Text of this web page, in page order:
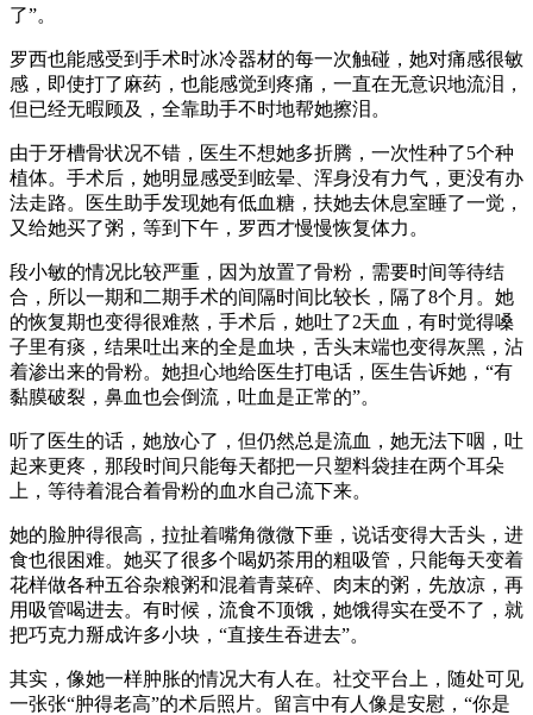
了”。
罗西也能感受到手术时冰冷器材的每一次触碰，她对痛感很敏
感，即使打了麻药，也能感觉到疼痛，一直在无意识地流泪，
但已经无暇顾及，全靠助手不时地帮她擦泪。
由于牙槽骨状况不错，医生不想她多折腾，一次性种了5个种
植体。手术后，她明显感受到眩晕、浑身没有力气，更没有办
法走路。医生助手发现她有低血糖，扶她去休息室睡了一觉，
又给她买了粥，等到下午，罗西才慢慢恢复体力。
段小敏的情况比较严重，因为放置了骨粉，需要时间等待结
合，所以一期和二期手术的间隔时间比较长，隔了8个月。她
的恢复期也变得很难熬，手术后，她吐了2天血，有时觉得嗓
子里有痰，结果吐出来的全是血块，舌头末端也变得灰黑，沾
着渗出来的骨粉。她担心地给医生打电话，医生告诉她，“有
黏膜破裂，鼻血也会倒流，吐血是正常的”。
听了医生的话，她放心了，但仍然总是流血，她无法下咽，吐
起来更疼，那段时间只能每天都把一只塑料袋挂在两个耳朵
上，等待着混合着骨粉的血水自己流下来。
她的脸肿得很高，拉扯着嘴角微微下垂，说话变得大舌头，进
食也很困难。她买了很多个喝奶茶用的粗吸管，只能每天变着
花样做各种五谷杂粮粥和混着青菜碎、肉末的粥，先放凉，再
用吸管喝进去。有时候，流食不顶饿，她饿得实在受不了，就
把巧克力掰成许多小块，“直接生吞进去”。
其实，像她一样肿胀的情况大有人在。社交平台上，随处可见
一张张“肿得老高”的术后照片。留言中有人像是安慰，“你是